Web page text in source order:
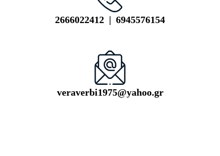
2666022412 | 6945576154
veraverbi1975@yahoo.gr